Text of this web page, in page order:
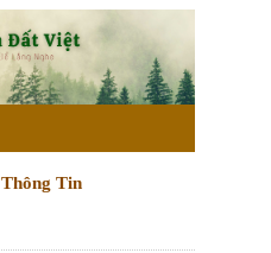
Thông Tin